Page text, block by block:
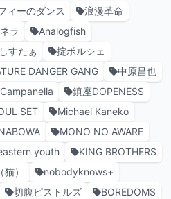
ィーのダンス
浪漫革命
ラ
Analogfish
すたぁ
掟ポルシェ
DANGER GANG
中原昌也
Campanella
鎮座DOPENESS
SET
Michael Kaneko
MONO NO AWARE
youth
KING BROTHERS
）
nobodyknows+
切腹ピストルズ
BOREDOMS